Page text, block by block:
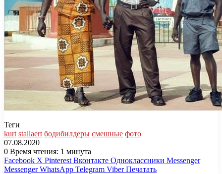
Теги
kurt stallaert бодибилдеры смешные фото
07.08.2020
0 Время чтения: 1 минута
Facebook X Pinterest Вконтакте Одноклассники Messenger
Messenger WhatsApp Telegram Viber Печатать